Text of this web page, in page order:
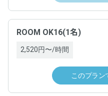
ROOM OK16(1名)
2,520円〜/時間
このプラン